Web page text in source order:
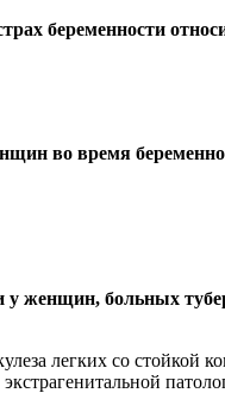
беременности
во время
женщин, больных
легких со стойкой